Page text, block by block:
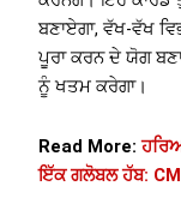
ਬਣਾਏਗਾ, ਵੱਖ-ਵੱਖ
ਪੂਰਾ ਕਰਨ ਦੇ ਯੋਗ
ਨੂੰ ਖਤਮ ਕਰੇਗਾ।
Read More:
ਇੱਕ ਗਲੋਬਲ ਹੱਬ: